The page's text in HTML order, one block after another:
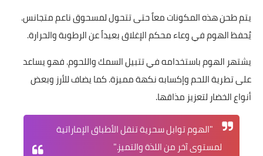
يتم طحن هذه المكونات معاً حتى تتحول لمسحوق ناعم متجانس.
يُحفظ الهوم في وعاء محكم الإغلاق بعيداً عن الرطوبة والحرارة.
يشتهر الهوم باستخدامه في تتبيل السمك واللحوم. فهو يساعد
على تطرية اللحم وإكسابه نكهة مميزة. كما يضاف للأرز وبعض
أنواع الخضار لتعزيز مذاقها.
"الهوم توابل سحرية تنقل الأطباق الإماراتية
لمستوى آخر من اللذة والتميز."